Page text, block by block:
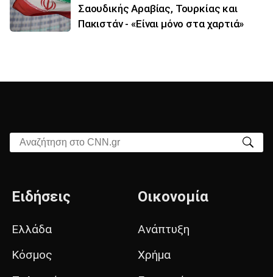
Σαουδικής Αραβίας, Τουρκίας και
Πακιστάν - «Είναι μόνο στα χαρτιά»
Αναζήτηση στο CNN.gr
Ειδήσεις
Ελλάδα
Κόσμος
Οικονομία
Ανάπτυξη
Χρήμα